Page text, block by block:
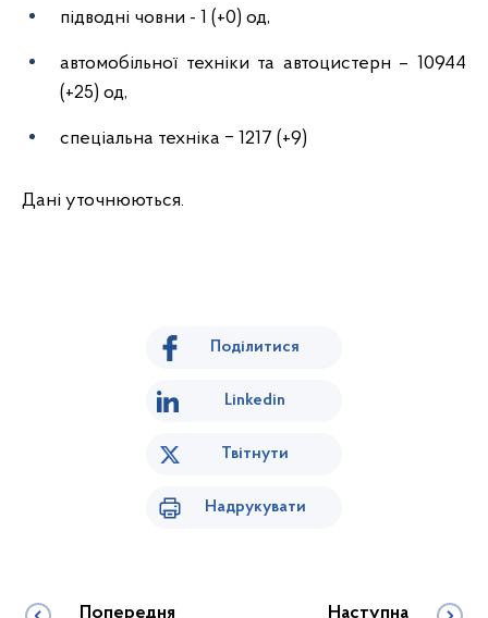
підводні човни - 1 (+0) од,
автомобільної техніки та автоцистерн – 10944
(+25) од,
спеціальна техніка ‒ 1217 (+9)
Дані уточнюються.
Поділитися
Linkedin
Твітнути
Надрукувати
Попередня Наступна